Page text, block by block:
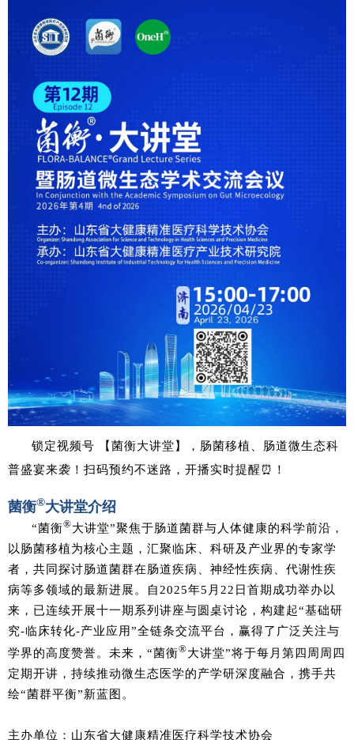
锁定视频号 【菌衡大讲堂】，肠菌移植、肠道微生态科
普盛宴来袭！扫码预约不迷路，开播实时提醒⏰！
菌衡®大讲堂介绍
“菌衡®大讲堂”聚焦于肠道菌群与人体健康的科学前沿，
以肠菌移植为核心主题，汇聚临床、科研及产业界的专家学
者，共同探讨肠道菌群在肠道疾病、神经性疾病、代谢性疾
病等多领域的最新进展。自2025年5月22日首期成功举办以
来，已连续开展十一期系列讲座与圆桌讨论，构建起“基础研
究‑临床转化‑产业应用”全链条交流平台，赢得了广泛关注与
学界的高度赞誉。未来，“菌衡®大讲堂”将于每月第四周周四
定期开讲，持续推动微生态医学的产学研深度融合，携手共
绘“菌群平衡”新蓝图。
主办单位：山东省大健康精准医疗科学技术协会